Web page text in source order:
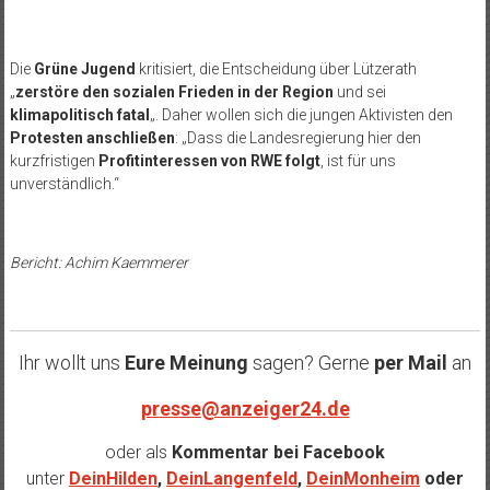
Die Grüne Jugend kritisiert, die Entscheidung über Lützerath
„zerstöre den sozialen Frieden in der Region und sei
klimapolitisch fatal„. Daher wollen sich die jungen Aktivisten den
Protesten anschließen: „Dass die Landesregierung hier den
kurzfristigen Profitinteressen von RWE folgt, ist für uns
unverständlich.“
Bericht: Achim Kaemmerer
Ihr wollt uns Eure Meinung sagen? Gerne per Mail an
presse@anzeiger24.de
oder als Kommentar bei Facebook
unter DeinHilden, DeinLangenfeld, DeinMonheim oder